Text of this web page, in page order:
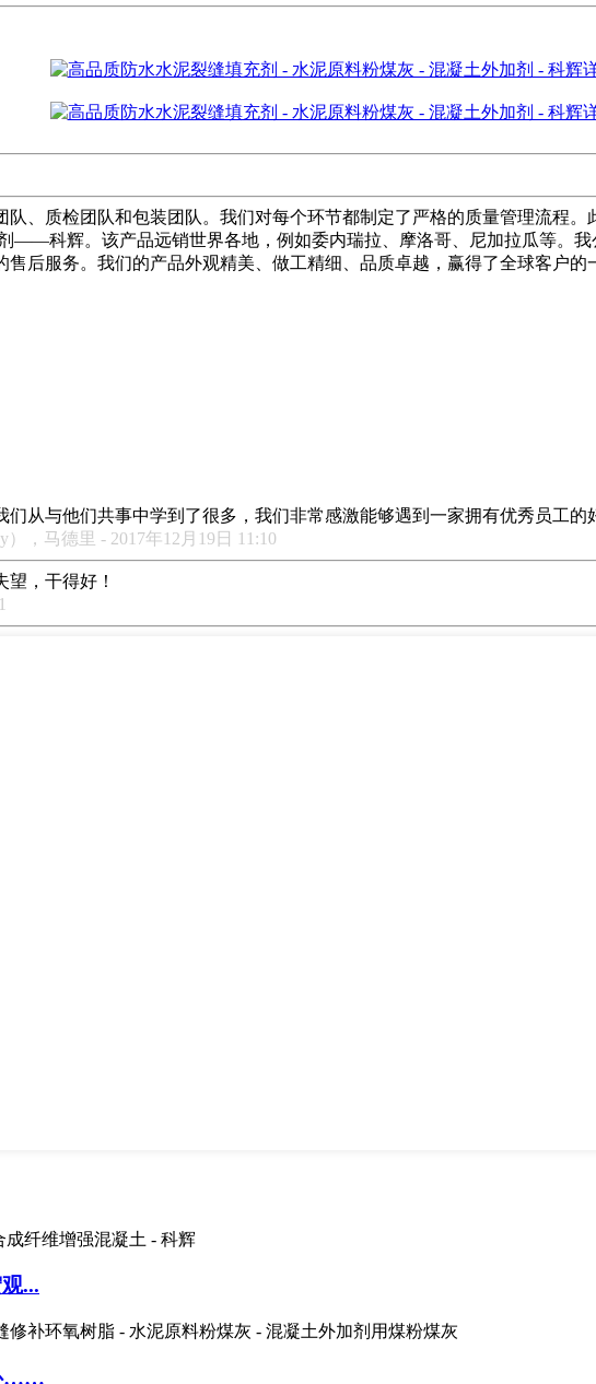
、质检团队和包装团队。我们对每个环节都制定了严格的质量管理流程
科辉。该产品远销世界各地，例如委内瑞拉、摩洛哥、尼加拉瓜等。
后服务。我们的产品外观精美、做工精细、品质卓越，赢得了全球客户的
从与他们共事中学到了很多，我们非常感激能够遇到一家拥有优秀员工的
，马德里 - 2017年12月19日 11:10
，干得好！
...
……